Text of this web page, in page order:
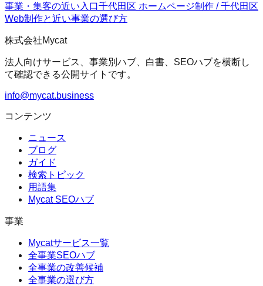
事業・集客の近い入口千代田区 ホームページ制作 / 千代田区
Web制作と近い事業の選び方
株式会社Mycat
法人向けサービス、事業別ハブ、白書、SEOハブを横断し
て確認できる公開サイトです。
info@mycat.business
コンテンツ
ニュース
ブログ
ガイド
検索トピック
用語集
Mycat SEOハブ
事業
Mycatサービス一覧
全事業SEOハブ
全事業の改善候補
全事業の選び方